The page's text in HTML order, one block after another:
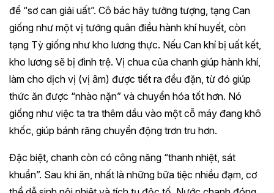
để “sơ can giải uất”. Cô bác hãy tưởng tượng, tạng Can
giống như một vị tướng quân điều hành khí huyết, còn
tạng Tỳ giống như kho lương thực. Nếu Can khí bị uất kết,
kho lương sẽ bị đình trệ. Vị chua của chanh giúp hành khí,
làm cho dịch vị (vị âm) được tiết ra đều đặn, từ đó giúp
thức ăn được “nhào nặn” và chuyển hóa tốt hơn. Nó
giống như việc ta tra thêm dầu vào một cỗ máy đang khô
khốc, giúp bánh răng chuyển động trơn tru hơn.
Đặc biệt, chanh còn có công năng “thanh nhiệt, sát
khuẩn”. Sau khi ăn, nhất là những bữa tiệc nhiều đạm, cơ